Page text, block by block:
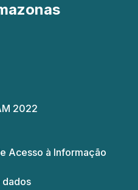
2022
Acesso à Informação